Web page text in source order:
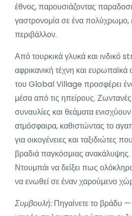
έθνος, παρουσιάζοντας
γαστρονομία σε ένα πολύχρωμο,
περιβάλλον.
Από τουρκικά γλυκά και ινδικό
αφρικανική τέχνη και
του Global Village προσφέρει ένα
μέσα από τις ηπείρους.
συναυλίες και θεάματα ενισχύουν
ατμόσφαιρα, καθιστώντας το
για οικογένειες και ταξιδιώτες
βραδιά παγκόσμιας ανακάλυψης.
Ντουμπάι να δείξει πως
να ενωθεί σε έναν χαρούμενο
Συμβουλή:Πηγαίνετε το βράδυ